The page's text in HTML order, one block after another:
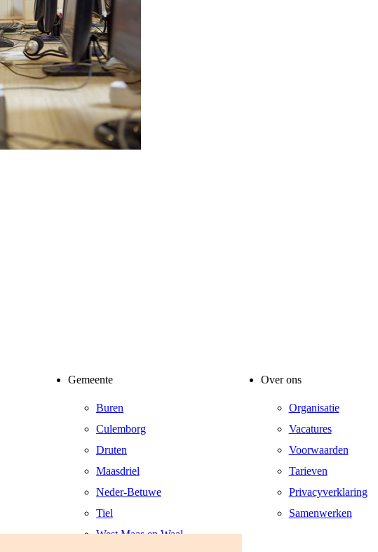
Gemeente
Buren
Culemborg
Druten
Maasdriel
Neder-Betuwe
Tiel
West Maas en Waal
Over ons
Organisatie
Vacatures
Voorwaarden
Tarieven
Privacyverklaring
Samenwerken